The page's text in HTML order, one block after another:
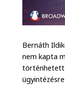
Bernáth
nem kapta
történhetett